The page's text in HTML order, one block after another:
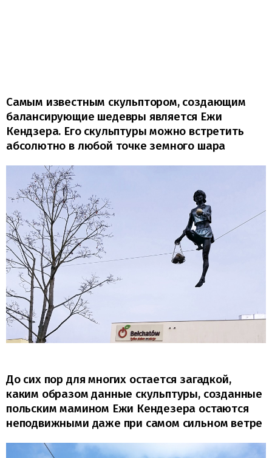
Самым известным скульптором, создающим
балансирующие шедевры является Ежи
Кендзера. Его скульптуры можно встретить
абсолютно в любой точке земного шара
До сих пор для многих остается загадкой,
каким образом данные скульптуры, созданные
польским мамином Ежи Кендезера остаются
неподвижными даже при самом сильном ветре